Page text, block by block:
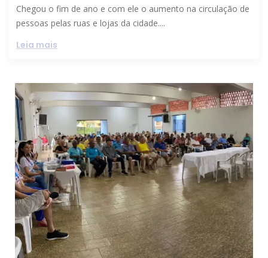
Chegou o fim de ano e com ele o aumento na circulação de
pessoas pelas ruas e lojas da cidade....
Leia mais